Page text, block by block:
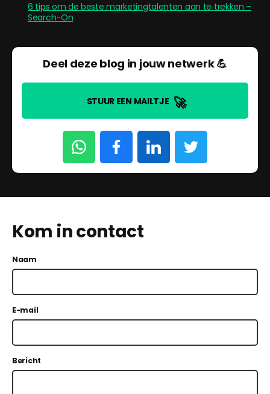
6 tips om de beste marketingtalenten aan te trekken –
Search-On
Deel deze blog in jouw netwerk 💪
STUUR EEN MAILTJE 🚀
Kom in contact
Naam
E-mail
Bericht